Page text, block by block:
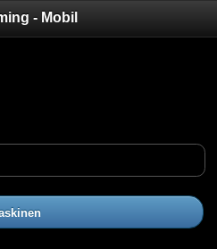
- Mobil